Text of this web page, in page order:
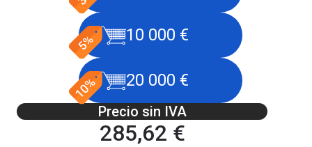
10 000 €
20 000 €
Precio sin IVA
285,62 €